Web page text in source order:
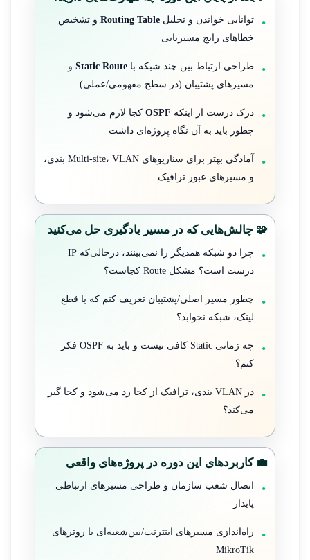
توانایی خواندن و تحلیل Routing Tableو تشخیص
خطاهای رایج مسیریابی
طراحی ارتباط بین چند شبکه با Static Routeو
مسیرهای پشتیبان (در سطح مفهومی/عملی)
درک درست از اینکه OSPFکجا لازم می‌شود و
چطور باید به آن نگاه پروژه‌ای داشت
آمادگی بهتر برای سناریوهای Multi-site، VLAN بندی،
و مسیرهای عبور ترافیک
🧩 چالش‌هایی که در مسیر یادگیری حل می‌کنید
چرا دو شبکه همدیگر را نمی‌بینند، درحالی‌که IP
درست است؟ مشکل Route کجاست؟
چطور مسیر اصلی/پشتیبان تعریف کنم که با قطع
لینک، شبکه نخوابد؟
چه زمانی Static کافی نیست و باید به OSPF فکر
کنم؟
در VLAN بندی، ترافیک از کجا رد می‌شود و کجا گیر
می‌کند؟
💼 کاربردهای این دوره در پروژه‌های واقعی
اتصال شعب سازمان و طراحی مسیرهای ارتباطی
پایدار
راه‌اندازی مسیرهای اینترنت/بین‌شعبه‌ای با روترهای
MikroTik